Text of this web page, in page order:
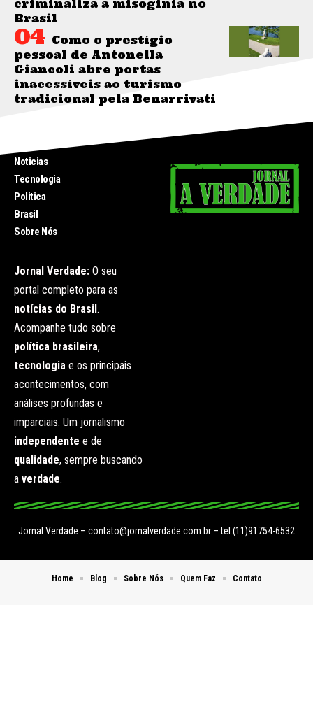
criminaliza a misoginia no
Brasil
Como o prestígio
pessoal de Antonella
Giancoli abre portas
inacessíveis ao turismo
tradicional pela Benarrivati
Noticias
Tecnologia
Politica
Brasil
Sobre Nós
Jornal Verdade: O seu
portal completo para as
notícias do Brasil .
Acompanhe tudo sobre
política brasileira,
tecnologia e os principais
acontecimentos, com
análises profundas e
imparciais. Um jornalismo
independente e de
qualidade, sempre buscando
a verdade.
Jornal Verdade – contato@jornalverdade.com.br – tel.(11)91754-6532
Home Blog Sobre Nós Quem Faz Contato